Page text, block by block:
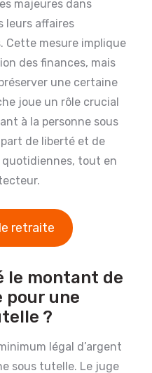
majeures dans
leurs affaires
Cette mesure implique
des finances, mais
une certaine
joue un rôle crucial
à la personne sous
de liberté et de
quotidiennes, tout en
retraite
le montant de
pour une
?
légal d’argent
sous tutelle. Le juge